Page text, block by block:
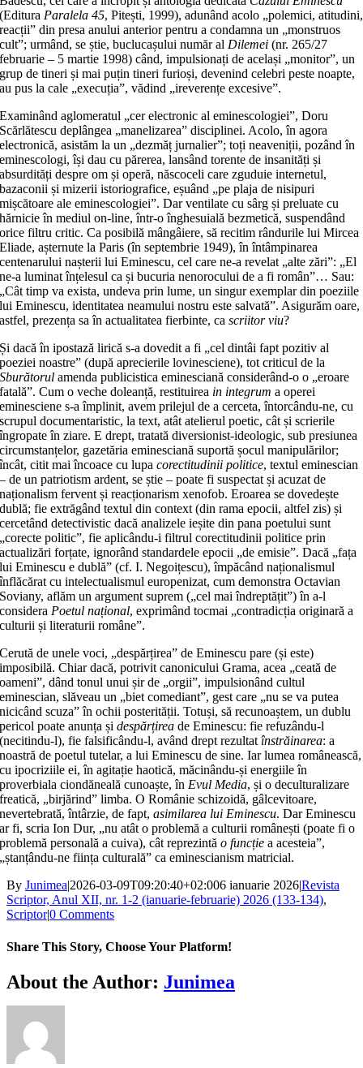
(EdituraParalela 45, Pitești, 1999), adunând acolo „polemici, atitudini,
reacții” din presa anului anterior pentru a condamna un „monstruos
cult”; urmând, se știe, buclucașului număr alDilemei (nr. 265/27
februarie – 5 martie 1998) când, impulsionați de același „monitor”, un
grup de tineri și mai puțin tineri furioși, devenind celebri peste noapte,
au pus la cale „execuția”, vădind „ireverențe excesive”.
Examinând aglomeratul „cer electronic al eminescologiei”, Doru
Scărlătescu deplângea „manelizarea” disciplinei. Acolo, în agora
electronică, asistăm la un „dezmăț jurnalier”; toți neaveniții, pozând în
eminescologi, își dau cu părerea, lansând torente de insanități și
absurdități despre om și operă, născoceli care zguduie internetul,
bazaconii și mizerii istoriografice, eșuând „pe plaja de nisipuri
mișcătoare ale eminescologiei”. Dar ventilate cu sârg și preluate cu
hărnicie în mediul on-line, într-o înghesuială bezmetică, suspendând
orice filtru critic. Ca posibilă mângâiere, să recitim rândurile lui Mircea
Eliade, așternute la Paris (în septembrie 1949), în întâmpinarea
centenarului nașterii lui Eminescu, cel care ne-a revelat „alte zări”: „El
ne-a luminat înțelesul ca și bucuria nenorocului de a fi român”… Sau:
„Cât timp va exista, undeva prin lume, un singur exemplar din poeziile
lui Eminescu, identitatea neamului nostru este salvată”. Asigurăm oare,
astfel, prezența sa în actualitatea fierbinte, cascriitor viu?
Și dacă în ipostază lirică s-a dovedit a fi „cel dintâi fapt pozitiv al
poeziei noastre” (după aprecierile lovinesciene), tot criticul de la
Sburătorul amenda publicistica eminesciană considerând-o o „eroare
fatală”. Cum o veche doleanță, restituirea in integrum a operei
eminesciene s-a împlinit, avem prilejul de a cerceta, întorcându-ne, cu
scrupul documentaristic, la text, atât atelierul poetic, cât și scrierile
îngropate în ziare. E drept, tratată diversionist-ideologic, sub presiunea
circumstanțelor, gazetăria eminesciană suportă șocul manipulărilor;
încât, citit mai încoace cu lupacorectitudinii politice, textul eminescian
– de un patriotism ardent, se știe – poate fi suspectat și acuzat de
naționalism fervent și reacționarism xenofob. Eroarea se dovedește
dublă; fie extrăgând textul din context (din rama epocii, altfel zis) și
cercetând detectivistic dacă analizele ieșite din pana poetului sunt
„corecte politic”, fie aplicându-i filtrul corectitudinii politice prin
actualizări forțate, ignorând standardele epocii „de emisie”. Dacă „fața
lui Eminescu e dublă” (cf. I. Negoițescu), împăcând naționalismul
înflăcărat cu intelectualismul europenizat, cum demonstra Octavian
Soviany, aflăm un argument suprem („cel mai îndreptățit”) în a-l
consideraPoetul național, exprimând tocmai „contradicția originară a
culturii și literaturii române”.
Cerută de unele voci, „despărțirea” de Eminescu pare (și este)
imposibilă. Chiar dacă, potrivit canonicului Grama, acea „ceată de
oameni”, dând tonul unui șir de „orgii”, impulsionând cultul
eminescian, slăveau un „biet comediant”, gest care „nu se va putea
nicicând scuza” în ochii posterității. Totuși, să recunoaștem, un dublu
pericol poate anunța șidespărțirea de Eminescu: fie refuzându-l
(necitindu-l), fie falsificându-l, având drept rezultatînstrăinarea: a
noastră de poetul tutelar, a lui Eminescu de sine. Iar lumea românească,
cu ipocriziile ei, în agitație haotică, măcinându-și energiile în
proverbiala ciondăneală cunoaște, înEvul Media, și o deculturalizare
freatică, „birjărind” limba. O Românie schizoidă, gâlcevitoare,
nevertebrată, întârzie, de fapt,asimilarea lui Eminescu. Dar Eminescu
ar fi, scria Ion Dur, „nu atât o problemă a culturii românești (poate fi o
problemă personală a cuiva), cât reprezintăo funcție a acesteia”,
„ștanțându-ne ființa culturală” ca eminescianism matricial.
By Junimea|2026-03-09T09:20:40+02:006 ianuarie 2026|Revista
Scriptor, Anul XII, nr. 1-2 (ianuarie-februarie) 2026 (133-134),
Scriptor|0 Comments
Share This Story, Choose Your Platform!
Facebook
X
Bluesky
Reddit
LinkedIn
WhatsApp
Telegram
Tumblr
Xing
Email
Copy
Link
About the Author: Junimea